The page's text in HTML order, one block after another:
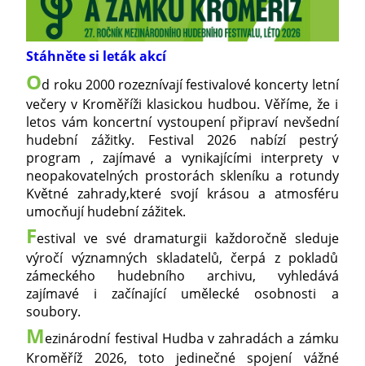
Stáhněte si leták akcí
Od roku 2000 rozeznívají festivalové koncerty letní
večery v Kroměříži klasickou hudbou. Věříme, že i
letos vám koncertní vystoupení připraví nevšední
hudební zážitky. Festival 2026 nabízí pestrý
program , zajímavé a vynikajícími interprety v
neopakovatelných prostorách skleníku a rotundy
Květné zahrady,které svojí krásou a atmosféru
umocňují hudební zážitek.
Festival ve své dramaturgii každoročně sleduje
výročí významných skladatelů, čerpá z pokladů
zámeckého hudebního archivu, vyhledává
zajímavé i začínající umělecké osobnosti a
soubory.
Mezinárodní festival Hudba v zahradách a zámku
Kroměříž 2026, toto jedinečné spojení vážné